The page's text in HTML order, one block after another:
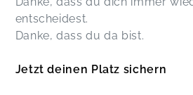
entscheidest.
Danke, dass du da bist.
Jetzt deinen Platz sichern